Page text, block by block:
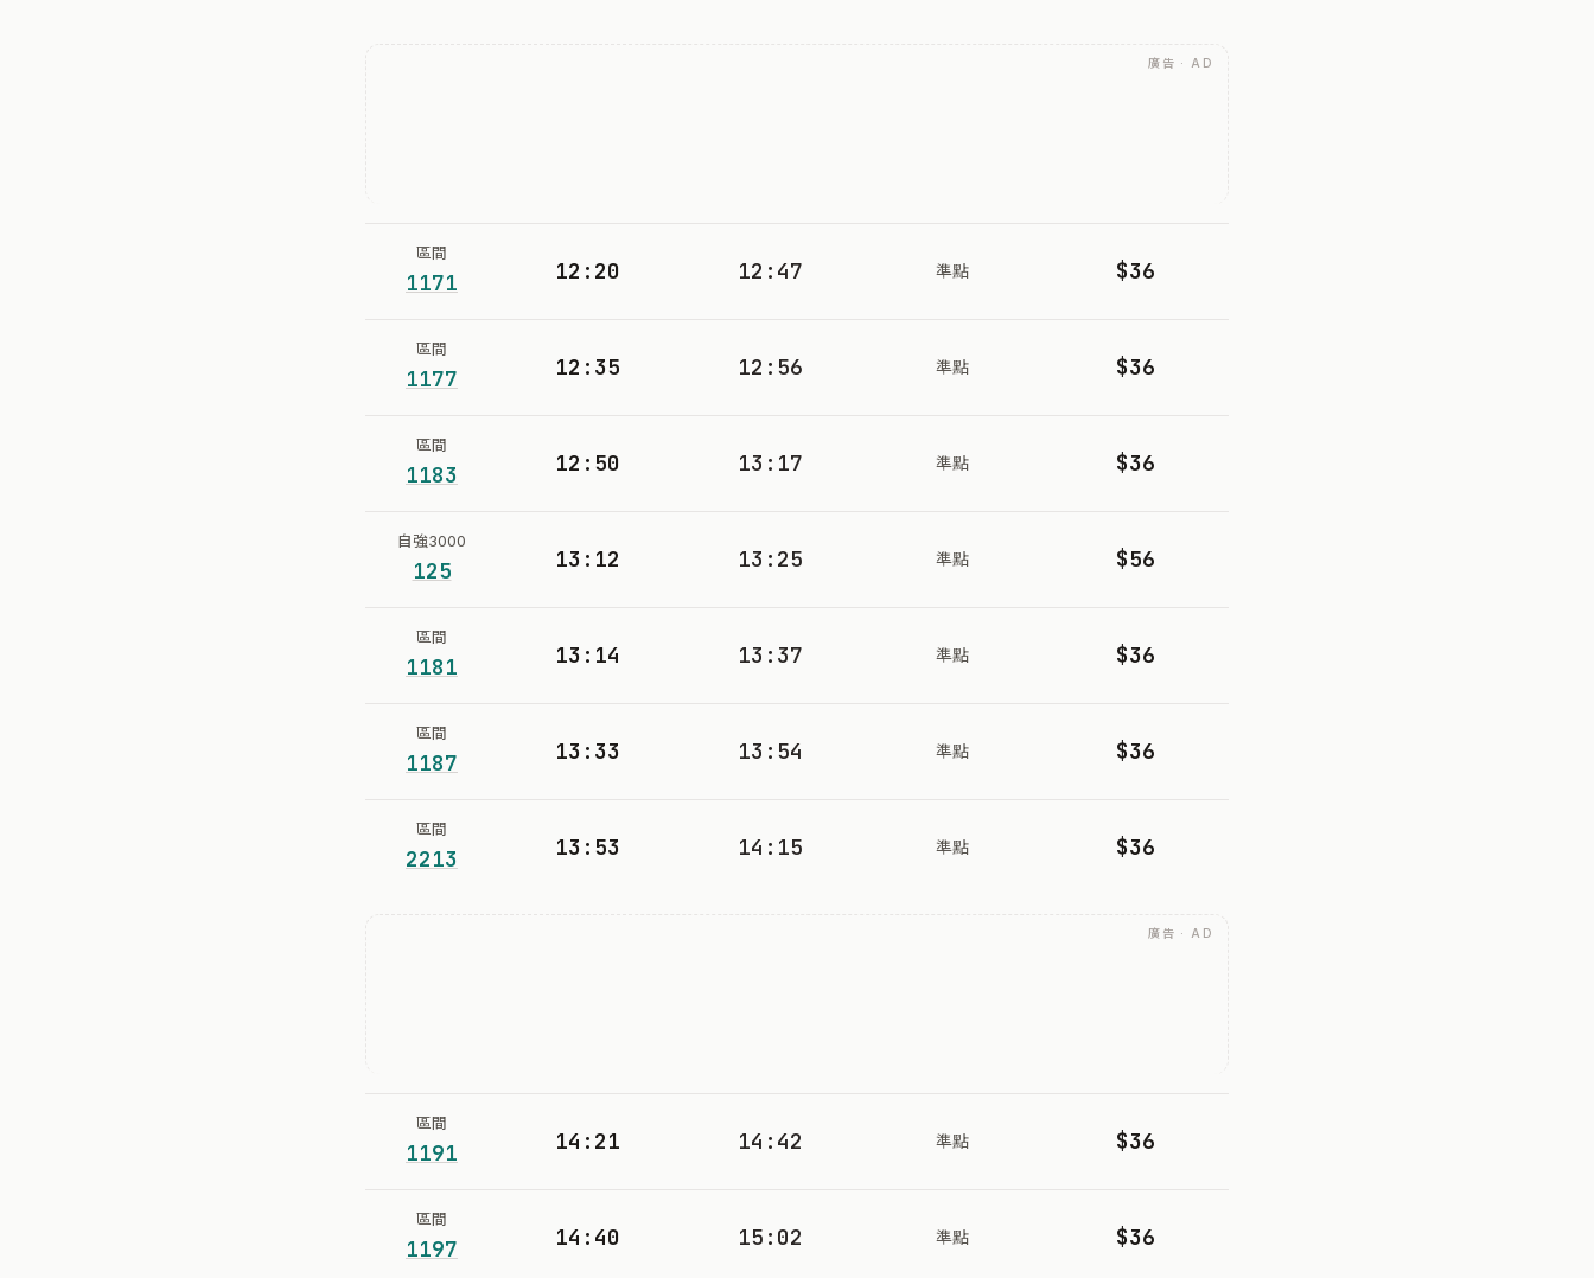
廣告 · AD
區間
1171 12:20 12:47 準點 $36
區間
1177 12:35 12:56 準點 $36
區間
1183 12:50 13:17 準點 $36
自強3000
125 13:12 13:25 準點 $56
區間
1181 13:14 13:37 準點 $36
區間
1187 13:33 13:54 準點 $36
區間
2213 13:53 14:15 準點 $36
廣告 · AD
區間
1191 14:21 14:42 準點 $36
區間
1197 14:40 15:02 準點 $36